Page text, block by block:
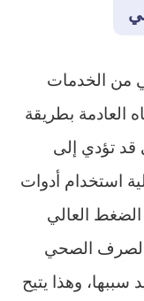
من الخدمات
العادمة بطريقة
قد تؤدي إلى
استخدام أدوات
العالي
الصحي
سببها، وهذا يتيح